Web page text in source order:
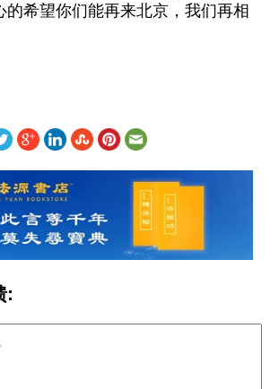
的希望你们能再来北京，我们再相
: